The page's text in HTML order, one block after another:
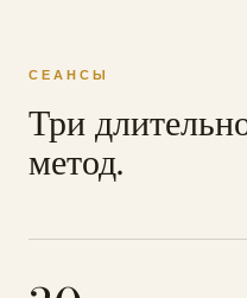
СЕАНСЫ
Три
метод.